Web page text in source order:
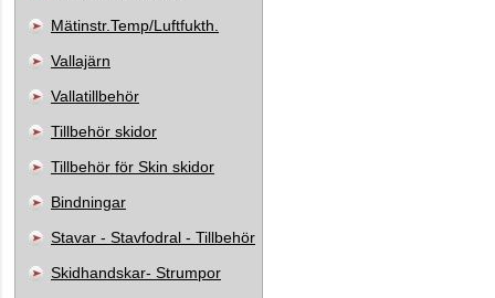
Mätinstr.Temp/Luftfukth.
Vallajärn
Vallatillbehör
Tillbehör skidor
Tillbehör för Skin skidor
Bindningar
Stavar - Stavfodral - Tillbehör
Skidhandskar- Strumpor